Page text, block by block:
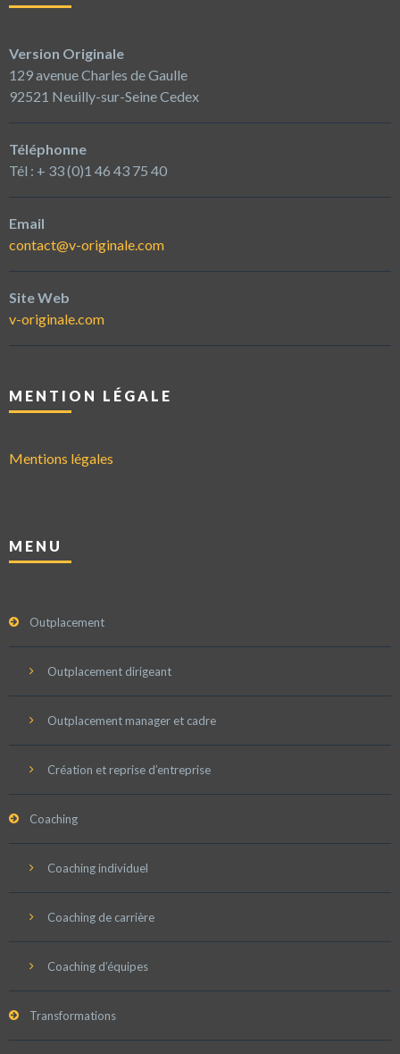
Version Originale
129 avenue Charles de Gaulle
92521 Neuilly-sur-Seine Cedex
Téléphonne
Tél : + 33 (0)1 46 43 75 40
Email
contact@v-originale.com
Site Web
v-originale.com
MENTION LÉGALE
Mentions légales
MENU
Outplacement
Outplacement dirigeant
Outplacement manager et cadre
Création et reprise d’entreprise
Coaching
Coaching individuel
Coaching de carrière
Coaching d’équipes
Transformations